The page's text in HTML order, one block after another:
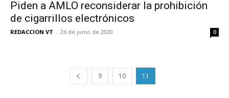
últimas noticias
Piden a AMLO reconsiderar la prohibición
de cigarrillos electrónicos
REDACCION VT - 26 de junio de 2020 0
9 10 11